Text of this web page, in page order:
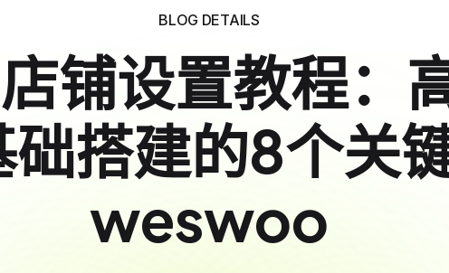
BLOG DETAILS
铺设置教程：
础搭建的8个关
weswoo